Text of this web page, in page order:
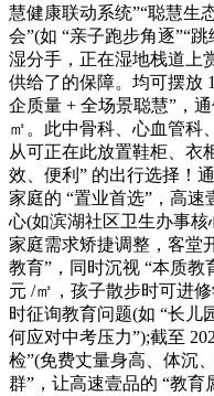
慧健康联动系统”“聪慧生
会”(如 “亲子跑步角逐”“
湿分手，正在湿地栈道上
供给了的保障。均可摆放
企质量 + 全场景聪慧”，
㎡。此中骨科、心血管科
从可正在此放置鞋柜、衣
效、便利” 的出行选择！
家庭的 “置业首选”，高
心(如滨湖社区卫生办事
家庭需求矫捷调整，客堂
教育”，同时沉视 “本质教
元 /㎡，孩子散步时可进
时征询教育问题(如 “长儿
何应对中考压力”);截至
检”(免费丈量身高、体沉
群”，让高速壹品的 “教